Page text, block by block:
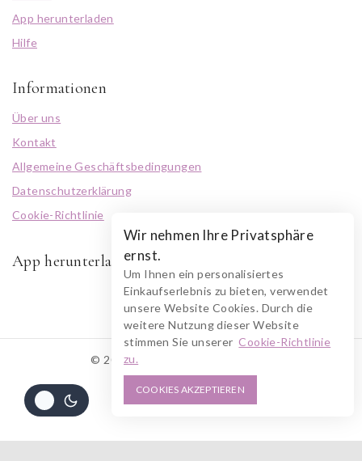
App herunterladen
Hilfe
Informationen
Über uns
Kontakt
Allgemeine Geschäftsbedingungen
Datenschutzerklärung
Cookie-Richtlinie
App herunterladen
© 2026 RUSZOLOTO Akzenz
Wir nehmen Ihre Privatsphäre
ernst.
Um Ihnen ein personalisiertes
Einkaufserlebnis zu bieten, verwendet
unsere Website Cookies. Durch die
weitere Nutzung dieser Website
stimmen Sie unsererCookie-Richtlinie
zu.
COOKIES AKZEPTIEREN